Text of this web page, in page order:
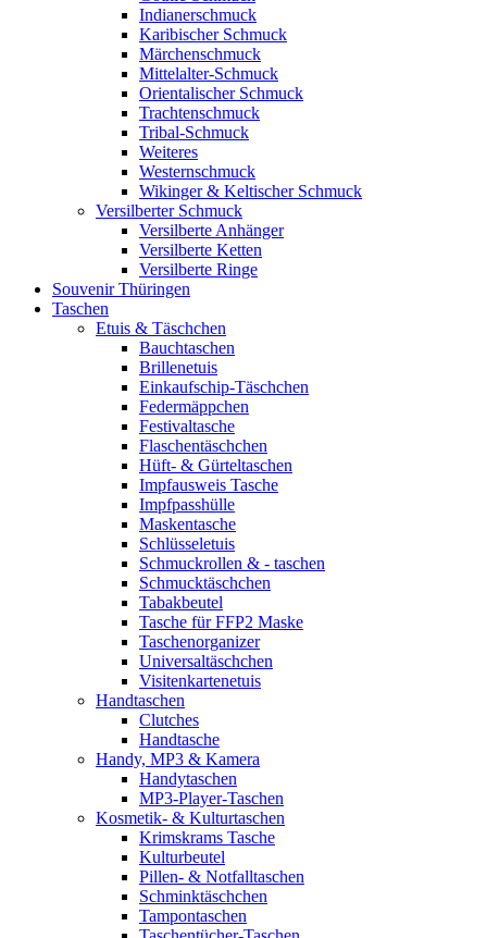
Indianerschmuck
Karibischer Schmuck
Märchenschmuck
Mittelalter-Schmuck
Orientalischer Schmuck
Trachtenschmuck
Tribal-Schmuck
Weiteres
Westernschmuck
Wikinger & Keltischer Schmuck
Versilberter Schmuck
Versilberte Anhänger
Versilberte Ketten
Versilberte Ringe
Souvenir Thüringen
Taschen
Etuis & Täschchen
Bauchtaschen
Brillenetuis
Einkaufschip-Täschchen
Federmäppchen
Festivaltasche
Flaschentäschchen
Hüft- & Gürteltaschen
Impfausweis Tasche
Impfpasshülle
Maskentasche
Schlüsseletuis
Schmuckrollen & - taschen
Schmucktäschchen
Tabakbeutel
Tasche für FFP2 Maske
Taschenorganizer
Universaltäschchen
Visitenkartenetuis
Handtaschen
Clutches
Handtasche
Handy, MP3 & Kamera
Handytaschen
MP3-Player-Taschen
Kosmetik- & Kulturtaschen
Krimskrams Tasche
Kulturbeutel
Pillen- & Notfalltaschen
Schminktäschchen
Tampontaschen